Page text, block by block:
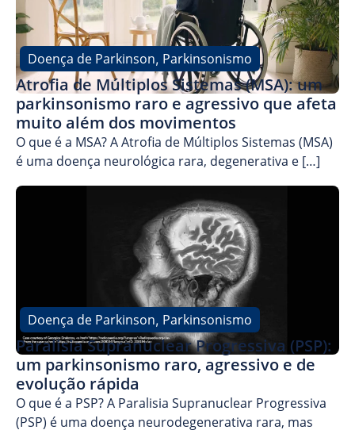
Doença de Parkinson, Parkinsonismo
Atrofia de Múltiplos Sistemas (MSA): um
parkinsonismo raro e agressivo que afeta
muito além dos movimentos
O que é a MSA? A Atrofia de Múltiplos Sistemas (MSA)
é uma doença neurológica rara, degenerativa e […]
Doença de Parkinson, Parkinsonismo
Paralisia Supranuclear Progressiva (PSP):
um parkinsonismo raro, agressivo e de
evolução rápida
O que é a PSP? A Paralisia Supranuclear Progressiva
(PSP) é uma doença neurodegenerativa rara, mas